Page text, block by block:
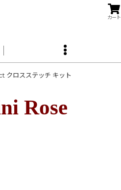
カート
ロスステッチ キット
Rose